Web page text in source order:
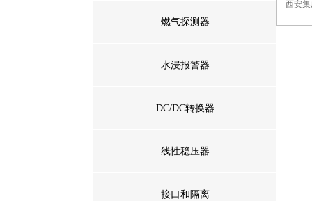
燃气探测器
水浸报警器
DC/DC转换器
线性稳压器
接口和隔离
西安